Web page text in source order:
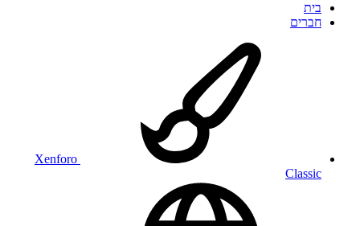
בית
חברים
Xenforo
Classic